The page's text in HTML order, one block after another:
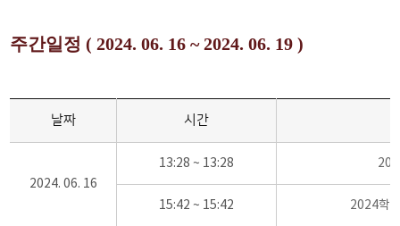
주간일정 ( 2024. 06. 16 ~ 2024. 06. 19 )
날짜 시간
2024. 06. 16
13:28 ~ 13:28
15:42 ~ 15:42 2024학